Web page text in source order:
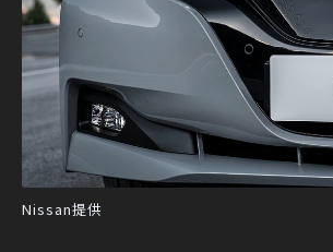
Nissan提供